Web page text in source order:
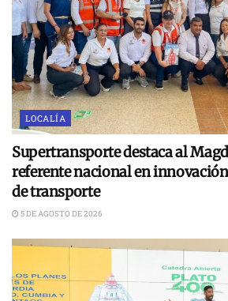
LOCALÍA
Supertransporte destaca al
referente nacional en
de transporte
5 DE AGOSTO DE 2026